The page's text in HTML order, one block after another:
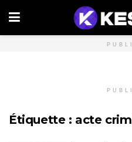
Étiquette : acte